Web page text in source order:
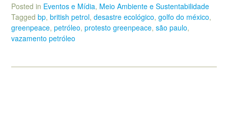
Posted in Eventos e Mídia, Meio Ambiente e Sustentabilidade
Tagged bp, british petrol, desastre ecológico, golfo do méxico,
greenpeace, petróleo, protesto greenpeace, são paulo,
vazamento petróleo